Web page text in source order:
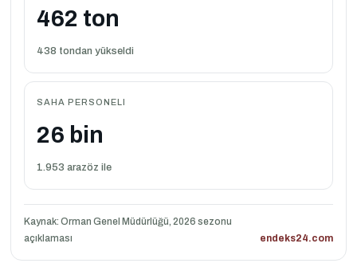
462 ton
438 tondan yükseldi
SAHA PERSONELI
26 bin
1.953 arazöz ile
Kaynak: Orman Genel Müdürlüğü, 2026 sezonu
açıklaması
endeks24.com